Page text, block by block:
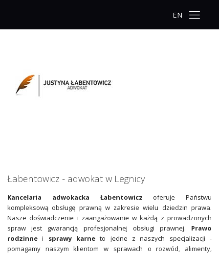
EN
Łabentowicz - adwokat w Legnicy
Kancelaria adwokacka Łabentowicz oferuje Państwu
kompleksową obsługę prawną w zakresie wielu dziedzin prawa.
Nasze doświadczenie i zaangażowanie w każdą z prowadzonych
spraw jest gwarancją profesjonalnej obsługi prawnej. Prawo
rodzinne i sprawy karne to jedne z naszych specjalizacji -
pomagamy naszym klientom w sprawach o rozwód, alimenty,